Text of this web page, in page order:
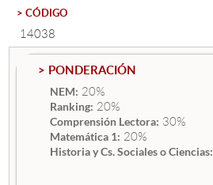
English
> CÓDIGO
14038
> PONDERACIÓN
NEM: 20%
Ranking: 20%
Comprensión Lectora: 30%
Matemática 1: 20%
Historia y Cs. Sociales o Ciencias: